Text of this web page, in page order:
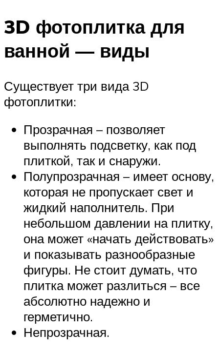
3D фотоплитка для
ванной — виды
Существует три вида 3D
фотоплитки:
Прозрачная – позволяет
выполнять подсветку, как под
плиткой, так и снаружи.
Полупрозрачная – имеет основу,
которая не пропускает свет и
жидкий наполнитель. При
небольшом давлении на плитку,
она может «начать действовать»
и показывать разнообразные
фигуры. Не стоит думать, что
плитка может разлиться – все
абсолютно надежно и
герметично.
Непрозрачная.